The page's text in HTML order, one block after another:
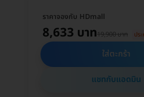
ราคาจองกับ HDmall
8,633 บาท19,900 บาท ปร
ใส่ตะกร้า
แชทกับแอดมิน